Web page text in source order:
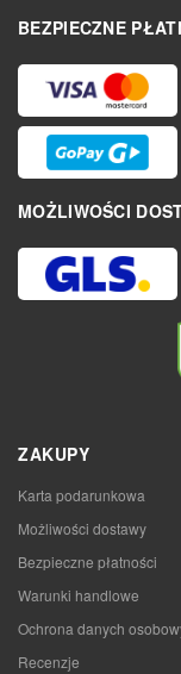
BEZPIECZNE
MOŻLIWOŚCI
ZAKUPY
Karta podarunkowa
Możliwości dostawy
Bezpieczne płatności
Warunki handlowe
Ochrona danych
Recenzje